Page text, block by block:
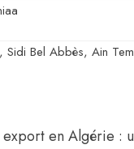
Sidi Bel Abbès, Ain
en Algérie :